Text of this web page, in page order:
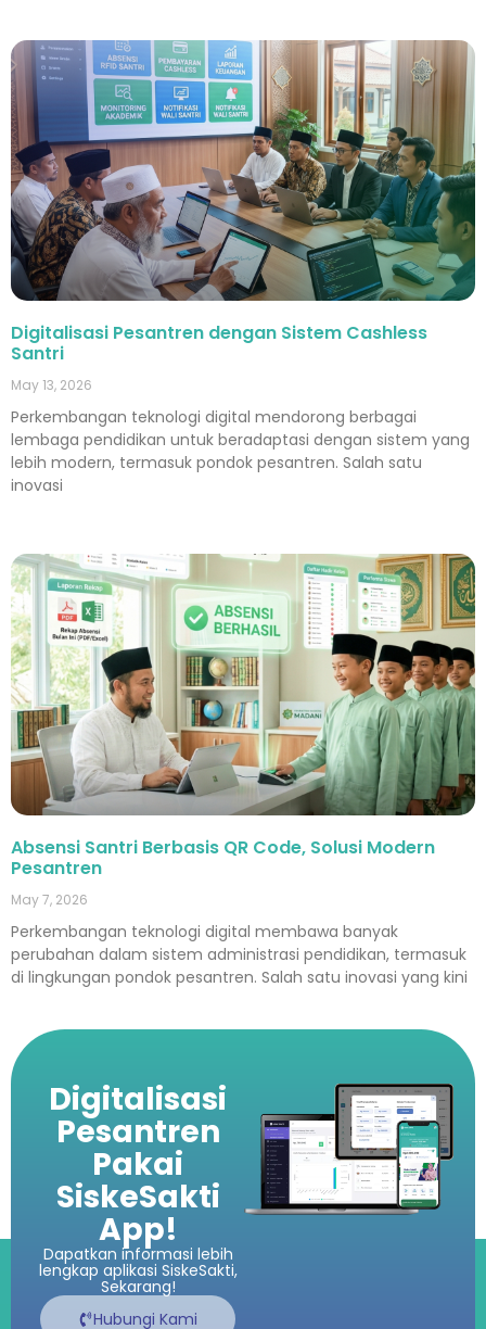
Digitalisasi Pesantren dengan Sistem Cashless
Santri
May 13, 2026
Perkembangan teknologi digital mendorong berbagai
lembaga pendidikan untuk beradaptasi dengan sistem yang
lebih modern, termasuk pondok pesantren. Salah satu
inovasi
Absensi Santri Berbasis QR Code, Solusi Modern
Pesantren
May 7, 2026
Perkembangan teknologi digital membawa banyak
perubahan dalam sistem administrasi pendidikan, termasuk
di lingkungan pondok pesantren. Salah satu inovasi yang kini
Digitalisasi
Pesantren
Pakai
SiskeSakti
App!
Dapatkan informasi lebih
lengkap aplikasi SiskeSakti,
Sekarang!
Hubungi Kami